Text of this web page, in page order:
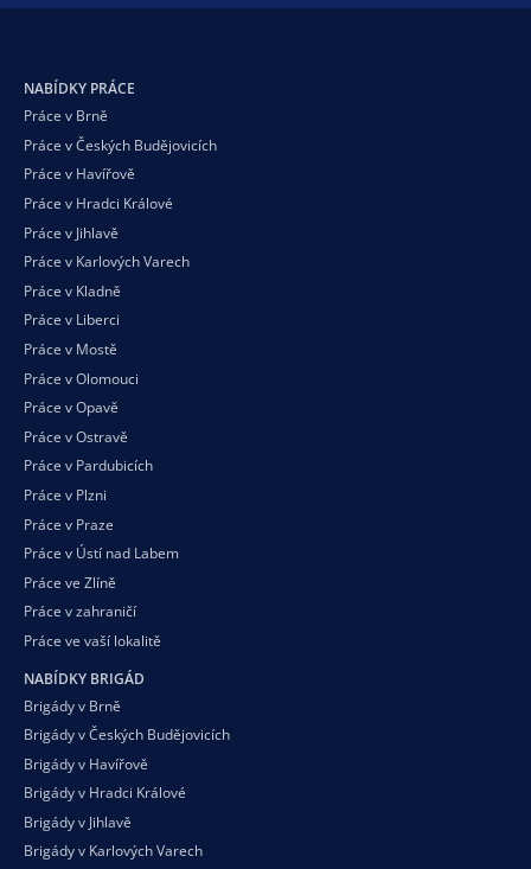
NABÍDKY PRÁCE
Práce v Brně
Práce v Českých Budějovicích
Práce v Havířově
Práce v Hradci Králové
Práce v Jihlavě
Práce v Karlových Varech
Práce v Kladně
Práce v Liberci
Práce v Mostě
Práce v Olomouci
Práce v Opavě
Práce v Ostravě
Práce v Pardubicích
Práce v Plzni
Práce v Praze
Práce v Ústí nad Labem
Práce ve Zlíně
Práce v zahraničí
Práce ve vaší lokalitě
NABÍDKY BRIGÁD
Brigády v Brně
Brigády v Českých Budějovicích
Brigády v Havířově
Brigády v Hradci Králové
Brigády v Jihlavě
Brigády v Karlových Varech